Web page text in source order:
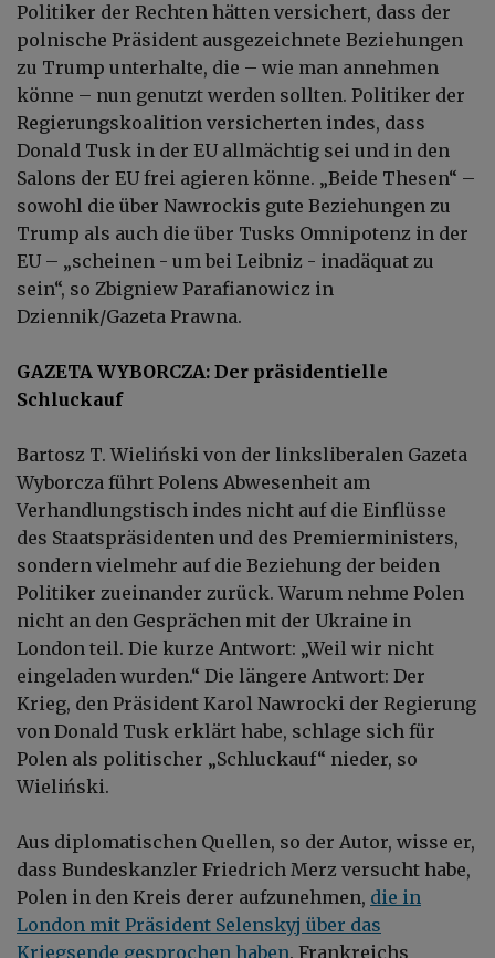
Politiker der Rechten hätten versichert, dass der
polnische Präsident ausgezeichnete Beziehungen
zu Trump unterhalte, die – wie man annehmen
könne – nun genutzt werden sollten. Politiker der
Regierungskoalition versicherten indes, dass
Donald Tusk in der EU allmächtig sei und in den
Salons der EU frei agieren könne. „Beide Thesen“ –
sowohl die über Nawrockis gute Beziehungen zu
Trump als auch die über Tusks Omnipotenz in der
EU – „scheinen - um bei Leibniz - inadäquat zu
sein“, so Zbigniew Parafianowicz in
Dziennik/Gazeta Prawna.
GAZETA WYBORCZA: Der präsidentielle
Schluckauf
Bartosz T. Wieliński von der linksliberalen Gazeta
Wyborcza führt Polens Abwesenheit am
Verhandlungstisch indes nicht auf die Einflüsse
des Staatspräsidenten und des Premierministers,
sondern vielmehr auf die Beziehung der beiden
Politiker zueinander zurück. Warum nehme Polen
nicht an den Gesprächen mit der Ukraine in
London teil. Die kurze Antwort: „Weil wir nicht
eingeladen wurden.“ Die längere Antwort: Der
Krieg, den Präsident Karol Nawrocki der Regierung
von Donald Tusk erklärt habe, schlage sich für
Polen als politischer „Schluckauf“ nieder, so
Wieliński.
Aus diplomatischen Quellen, so der Autor, wisse er,
dass Bundeskanzler Friedrich Merz versucht habe,
Polen in den Kreis derer aufzunehmen, die in
London mit Präsident Selenskyj über das
Kriegsende gesprochen haben. Frankreichs